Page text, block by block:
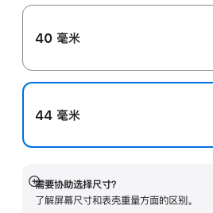
40 毫米
44 毫米
需要协助选择尺寸？
了解屏幕尺寸和表壳重量方面的区别。
展
开